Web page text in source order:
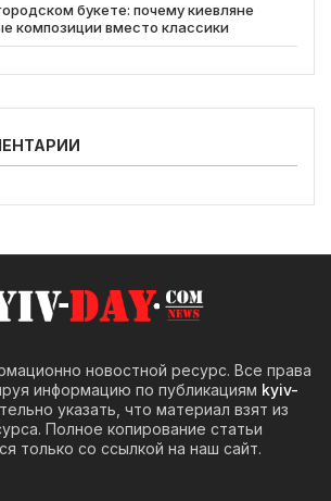
букете: почему киевляне
композиции вместо классики
новостной ресурс. Все права
информацию по публикациям kyiv-
указать, что материал взят из
Полное копирование статьи
только со ссылкой на наш сайт.